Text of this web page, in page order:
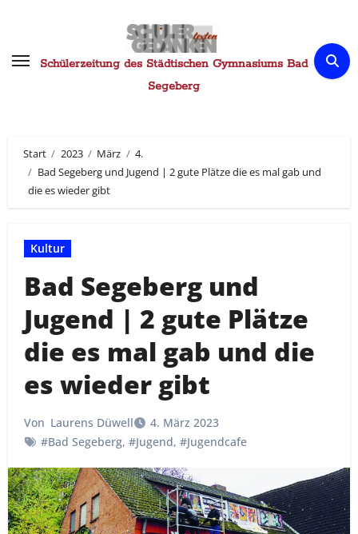
springenSchülerzeitung des Städtischen Gymnasiums Bad
Segeberg
Start 2023 März
4.
Bad Segeberg und Jugend | 2 gute Plätze die es mal gab und
die es wieder gibt
Kultur
Bad Segeberg und
Jugend | 2 gute Plätze
die es mal gab und die
es wieder gibt
Von Laurens Düwell
4. März 2023
#Bad Segeberg, #Jugend, #Jugendcafe